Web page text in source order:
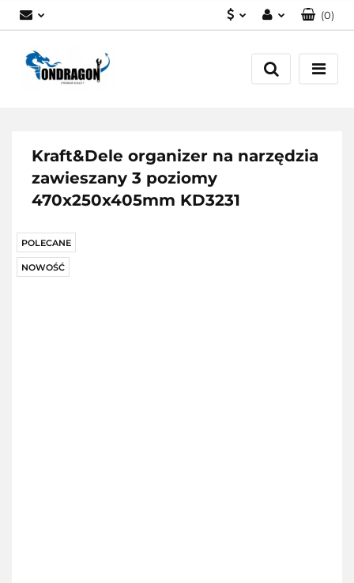
Zaloguj się
Załóż konto
(0)
Kraft&Dele organizer na narzędzia
zawieszany 3 poziomy
470x250x405mm KD3231
POLECANE
NOWOŚĆ